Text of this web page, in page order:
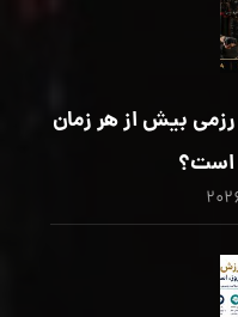
بیش از هر زمان
است؟